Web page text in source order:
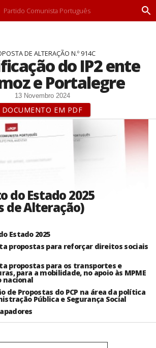
Partido Comunista Português
P
DE ALTERAÇÃO N.º 914C
do IP2 ente
e Portalegre
13 Novembro 2024
DOCUMENTO EM PDF
do Estado 2025
de Alteração)
Estado 2025
propostas para reforçar direitos sociais
propostas para os transportes e
para a mobilidade, no apoio às MPME
nacional
de Propostas do PCP na área da política
Pública e Segurança Social